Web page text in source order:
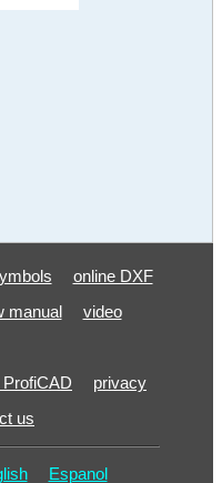
online DXF
manual
video
ProfiCAD
privacy
us
Espanol